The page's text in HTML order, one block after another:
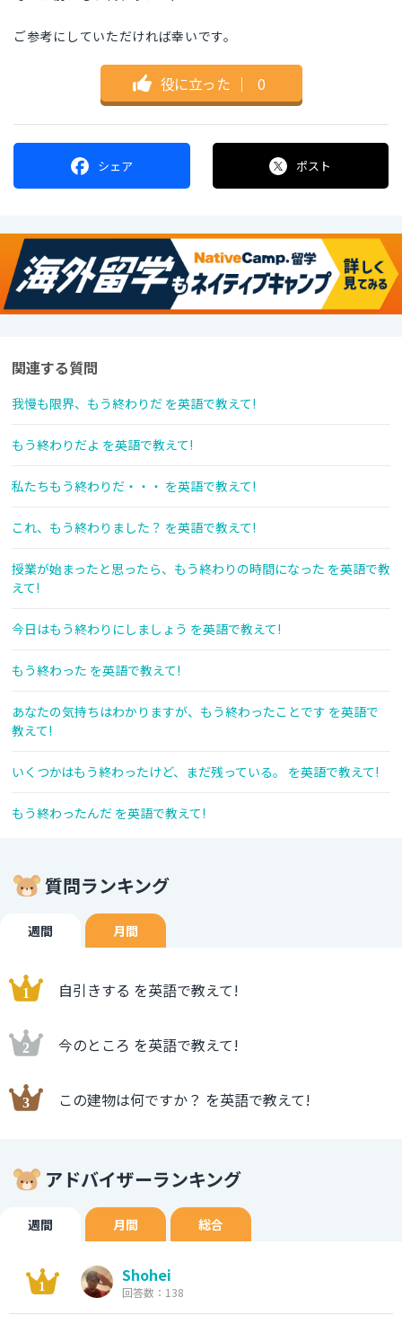
ご参考にしていただければ幸いです。
役に立った ｜ 0
シェア ポスト
関連する質問
我慢も限界、もう終わりだ を英語で教えて!
もう終わりだよ を英語で教えて!
私たちもう終わりだ・・・ を英語で教えて!
これ、もう終わりました？ を英語で教えて!
授業が始まったと思ったら、もう終わりの時間になった を英語で教
えて!
今日はもう終わりにしましょう を英語で教えて!
もう終わった を英語で教えて!
あなたの気持ちはわかりますが、もう終わったことです を英語で
教えて!
いくつかはもう終わったけど、まだ残っている。 を英語で教えて!
もう終わったんだ を英語で教えて!
質問ランキング
週間 月間
自引きする を英語で教えて!
今のところ を英語で教えて!
この建物は何ですか？ を英語で教えて!
アドバイザーランキング
週間 月間 総合
Shohei
回答数：138